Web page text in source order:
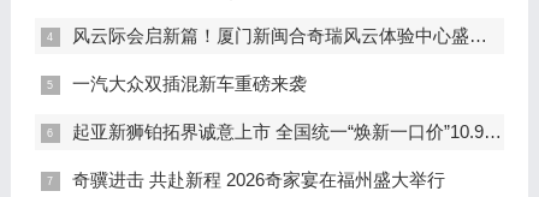
风云际会启新篇！厦门新闽合奇瑞风云体验中心盛大开业
一汽大众双插混新车重磅来袭
起亚新狮铂拓界诚意上市 全国统一“焕新一口价”10.99万元起
奇骥进击 共赴新程 2026奇家宴在福州盛大举行